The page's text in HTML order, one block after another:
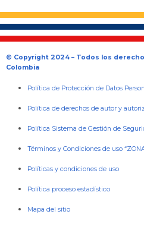
© Copyright 2024 – Todos los
Colombia
Política de Protección de Datos
Política de derechos de autor y
Política Sistema de Gestión de
Términos y Condiciones de uso
Políticas y condiciones de uso
Política proceso estadístico
Mapa del sitio